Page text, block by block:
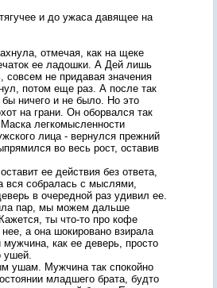
и до ужаса давящее на
отмечая, как на щеке
ее ладошки. А Дей лишь
совсем не придавая значения
потом еще раз. А после так
ничего и не было. Но это
на грани. Он оборвался так
легкомысленности
лица - вернулся прежний
во весь рост, оставив
ее действия без ответа,
вся собралась с мыслями,
в очередной раз удивил ее.
пар, мы можем дальше
ты что-то про кофе
а она шокировано взирала
мужчина, как ее деверь, просто
ушей.
ушам. Мужчина так спокойно
младшего брата, будто